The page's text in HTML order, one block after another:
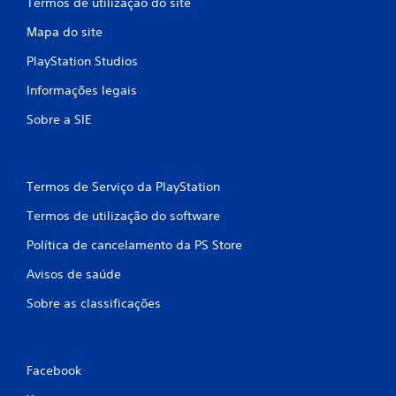
Mapa do site
PlayStation Studios
Informações legais
Sobre a SIE
Termos de Serviço da PlayStation
Termos de utilização do software
Política de cancelamento da PS Store
Avisos de saúde
Sobre as classificações
Facebook